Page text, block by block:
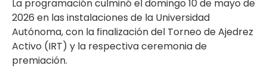
La programación culminó el domingo 10 de mayo de
2026 en las instalaciones de la Universidad
Autónoma, con la finalización del Torneo de Ajedrez
Activo (IRT) y la respectiva ceremonia de
premiación.